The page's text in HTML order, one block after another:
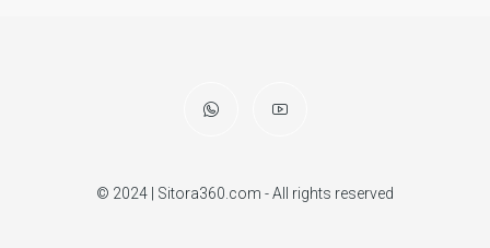
© 2024 | Sitora360.com - All rights reserved